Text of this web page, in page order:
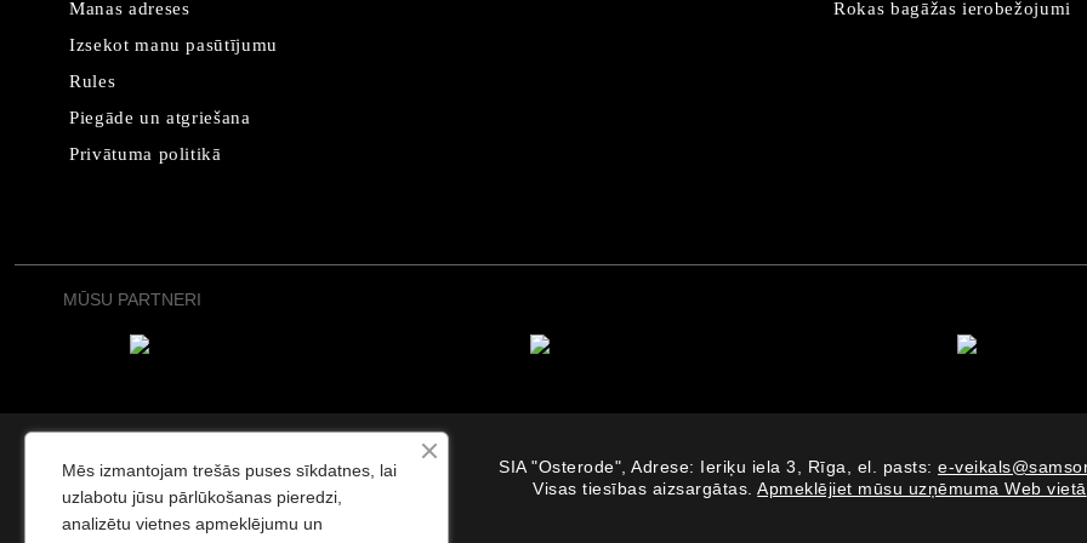
Manas adreses
Izsekot manu pasūtījumu
Rules
Piegāde un atgriešana
Privātuma politikā
Rokas bagāžas ierobežojumi
MŪSU PARTNERI
SIA "Osterode", Adrese: Ieriķu iela 3, Rīga, el. pasts: e-
Visas tiesības aizsargātas.Apmeklējiet mūsu uzņēmuma Web vietā
Mēs izmantojam trešās puses sīkdatnes, lai
uzlabotu jūsu pārlūkošanas pieredzi,
analizētu vietnes apmeklējumu un